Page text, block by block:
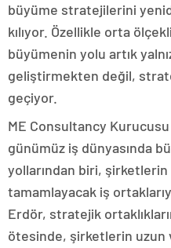
büyüme stratejilerini
kılıyor. Özellikle orta
büyümenin yolu artık
geliştirmekten değil,
geçiyor.
ME Consultancy
günümüz iş dünyasında
yollarından biri,
tamamlayacak iş
Erdör, stratejik
ötesinde, şirketlerin uzun